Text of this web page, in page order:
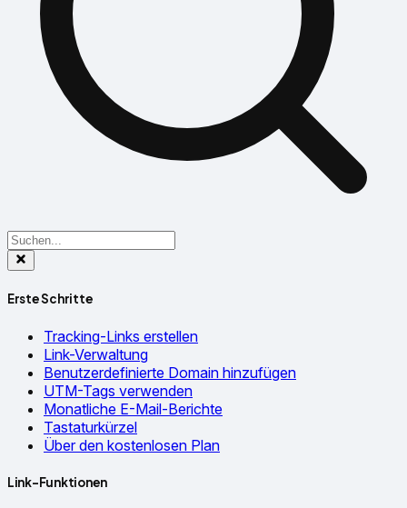
Erste Schritte
Tracking-Links erstellen
Link-Verwaltung
Benutzerdefinierte Domain hinzufügen
UTM-Tags verwenden
Monatliche E-Mail-Berichte
Tastaturkürzel
Über den kostenlosen Plan
Link-Funktionen